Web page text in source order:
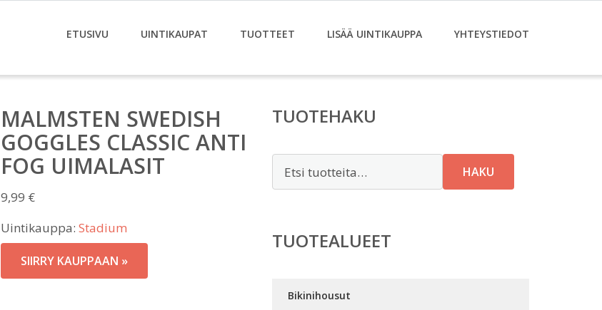
ETUSIVU UINTIKAUPAT TUOTTEET LISÄÄ UINTIKAUPPA YHTEYSTIEDOT
MALMSTEN SWEDISH
GOGGLES CLASSIC ANTI
FOG UIMALASIT
9,99 €
Uintikauppa: Stadium
SIIRRY KAUPPAAN »
TUOTEHAKU
HAKU
TUOTEALUEET
Bikinihousut